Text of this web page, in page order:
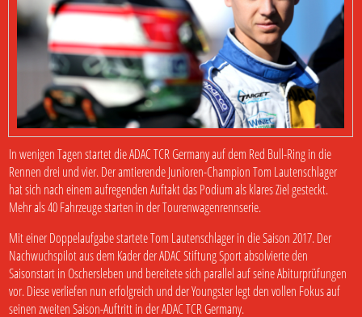
In wenigen Tagen startet die ADAC TCR Germany auf dem Red Bull-Ring in die
Rennen drei und vier. Der amtierende Junioren-Champion Tom Lautenschlager
hat sich nach einem aufregenden Auftakt das Podium als klares Ziel gesteckt.
Mehr als 40 Fahrzeuge starten in der Tourenwagenrennserie.
Mit einer Doppelaufgabe startete Tom Lautenschlager in die Saison 2017. Der
Nachwuchspilot aus dem Kader der ADAC Stiftung Sport absolvierte den
Saisonstart in Oschersleben und bereitete sich parallel auf seine Abiturprüfungen
vor. Diese verliefen nun erfolgreich und der Youngster legt den vollen Fokus auf
seinen zweiten Saison-Auftritt in der ADAC TCR Germany.